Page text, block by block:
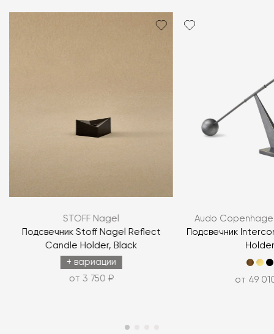
ЗАДАТЬ ВОПРОС
ЗАДАТЬ ВОПРОС
STOFF Nagel
Подсвечник Stoff Nagel Reflect
Candle Holder, Black
+ вариации
от 3 750 ₽
Audo
Подсвечник
Holder
от 49